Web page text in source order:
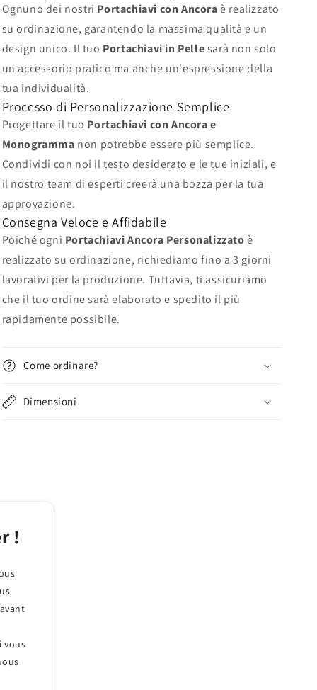
Ognuno dei nostri Portachiavi con Ancoraè realizzato
su ordinazione, garantendo la massima qualità e un
design unico. Il tuo Portachiavi in Pellesarà non solo
un accessorio pratico ma anche un'espressione della
tua individualità.
Processo di Personalizzazione Semplice
Progettare il tuo Portachiavi con Ancora e
Monogramma non potrebbe essere più semplice.
Condividi con noi il testo desiderato e le tue iniziali, e
il nostro team di esperti creerà una bozza per la tua
approvazione.
Consegna Veloce e Affidabile
Poiché ogni Portachiavi Ancora Personalizzatoè
realizzato su ordinazione, richiediamo fino a 3 giorni
lavorativi per la produzione. Tuttavia, ti assicuriamo
che il tuo ordine sarà elaborato e spedito il più
rapidamente possibile.
Come ordinare?
Dimensioni
!
vous